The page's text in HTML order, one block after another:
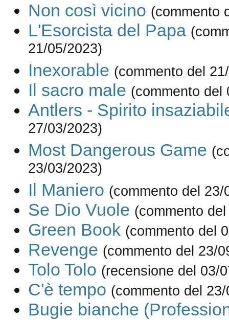
Non così vicino (commento
L'Esorcista del Papa
21/05/2023)
Inexorable (commento del
Il sacro male (commento del
Antlers - Spirito
27/03/2023)
Most Dangerous Game
23/03/2023)
Il Maniero (commento del 23/
Se Dio Vuole (commento
Green Book (commento del
Revenge (commento del 23/
Tolo Tolo (recensione del 03/
C'è tempo (commento del
Bugie bianche